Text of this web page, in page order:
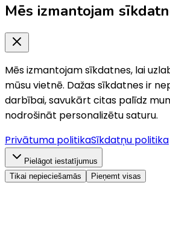
Mēs izmantojam
Mēs izmantojam sīkdatnes, lai
mūsu vietnē. Dažas sīkdatnes ir
darbībai, savukārt citas palīdz
nodrošināt personalizētu saturu.
Privātuma politikaSīkdatņu politika
Pielāgot iestatījumus
Tikai nepieciešamās
Pieņemt visas